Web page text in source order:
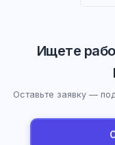
Ищете
Оставьте заявку —